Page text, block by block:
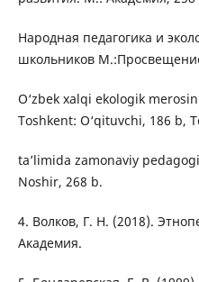
Народная педагогика и
школьников
O‘zbek xalqi ekologik
Toshkent: O‘qituvchi, 186 b,
ta’limida zamonaviy
Noshir, 268 b.
4. Волков, Г. Н. (2018).
Академия.